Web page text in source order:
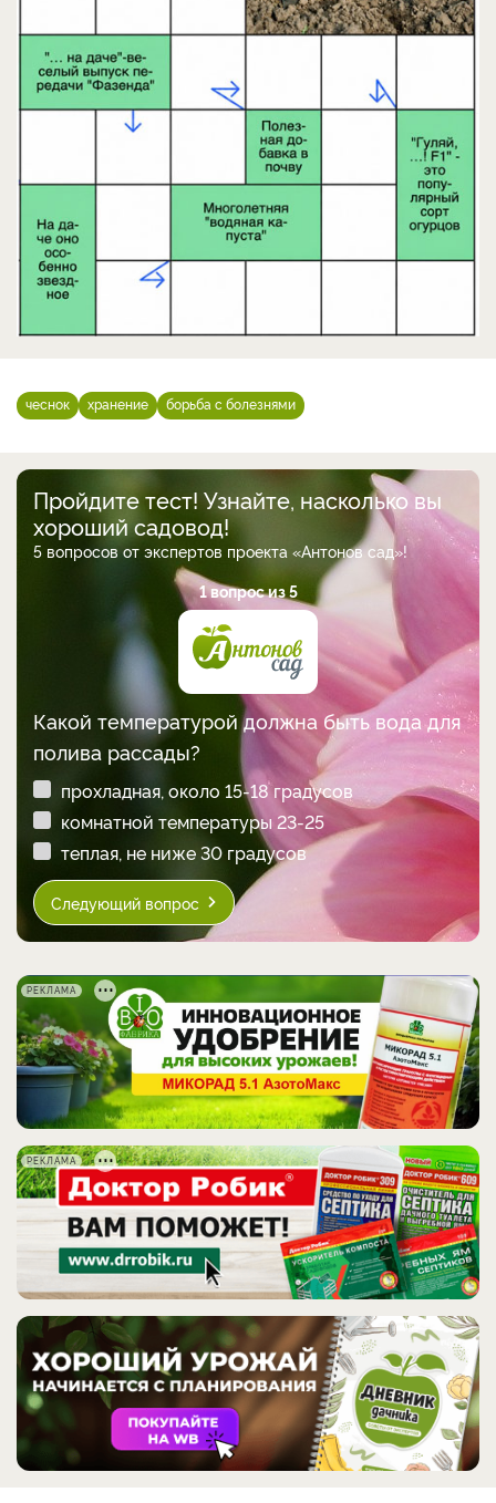
чеснок хранение борьба с болезнями
Пройдите тест! Узнайте, насколько вы
хороший садовод!
5 вопросов от экспертов проекта «Антонов сад»!
1 вопрос из 5
Какой температурой должна быть вода для
полива рассады?
прохладная, около 15-18 градусов
комнатной температуры 23-25
теплая, не ниже 30 градусов
Следующий вопрос
РЕКЛАМА
РЕКЛАМА